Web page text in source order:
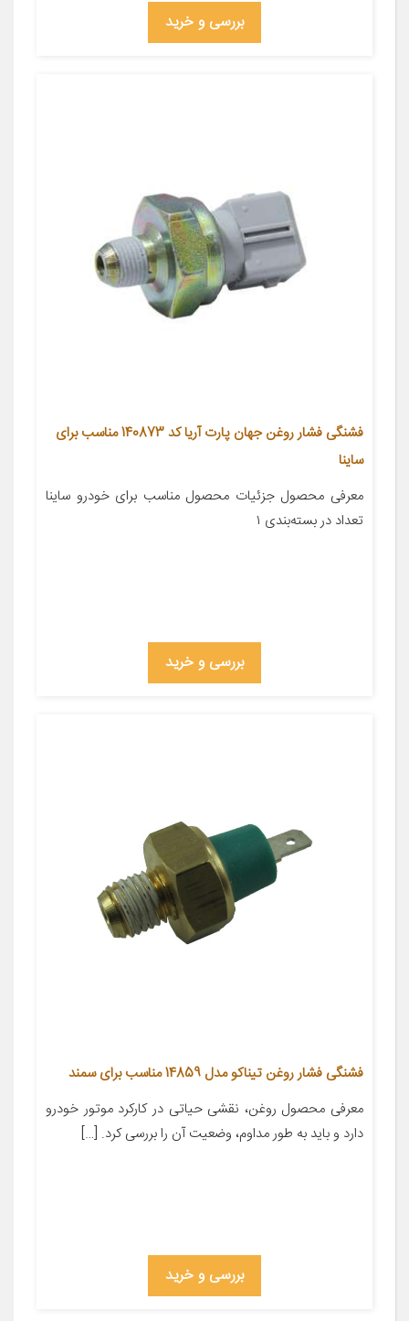
بررسی و خرید
فشنگی فشار روغن جهان پارت آریا کد 140873 مناسب برای
ساینا
معرفی محصول جزئیات محصول مناسب برای خودرو ساینا
تعداد در بسته‌بندی ۱
بررسی و خرید
فشنگی فشار روغن تیناکو مدل 14859 مناسب برای سمند
معرفی محصول روغن، نقشی حیاتی در کارکرد موتور خودرو
دارد و باید به طور مداوم، وضعیت آن را بررسی کرد. […]
بررسی و خرید